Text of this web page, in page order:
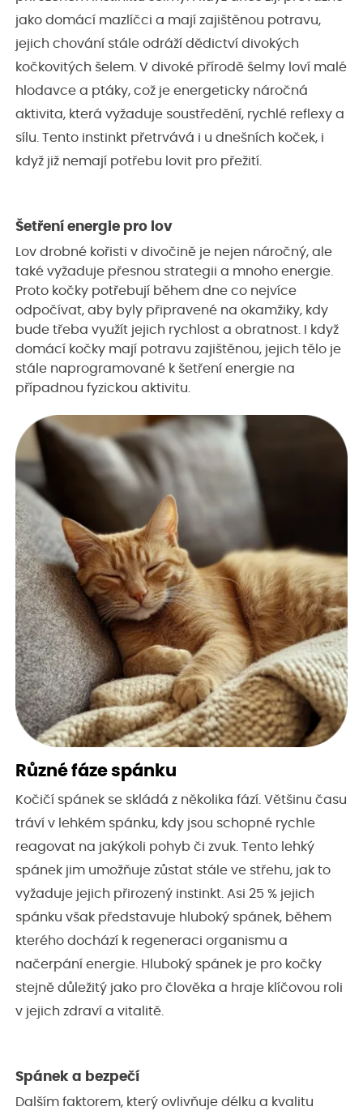
jako domácí mazlíčci a mají zajištěnou potravu,
jejich chování stále odráží dědictví divokých
kočkovitých šelem. V divoké přírodě šelmy loví malé
hlodavce a ptáky, což je energeticky náročná
aktivita, která vyžaduje soustředění, rychlé reflexy a
sílu. Tento instinkt přetrvává i u dnešních koček, i
když již nemají potřebu lovit pro přežití.
Šetření energie pro lov
Lov drobné kořisti v divočině je nejen náročný, ale
také vyžaduje přesnou strategii a mnoho energie.
Proto kočky potřebují během dne co nejvíce
odpočívat, aby byly připravené na okamžiky, kdy
bude třeba využít jejich rychlost a obratnost. I když
domácí kočky mají potravu zajištěnou, jejich tělo je
stále naprogramované k šetření energie na
případnou fyzickou aktivitu.
Různé fáze spánku
Kočičí spánek se skládá z několika fází. Většinu času
tráví v lehkém spánku, kdy jsou schopné rychle
reagovat na jakýkoli pohyb či zvuk. Tento lehký
spánek jim umožňuje zůstat stále ve střehu, jak to
vyžaduje jejich přirozený instinkt. Asi 25 % jejich
spánku však představuje hluboký spánek, během
kterého dochází k regeneraci organismu a
načerpání energie. Hluboký spánek je pro kočky
stejně důležitý jako pro člověka a hraje klíčovou roli
v jejich zdraví a vitalitě.
Spánek a bezpečí
Dalším faktorem, který ovlivňuje délku a kvalitu